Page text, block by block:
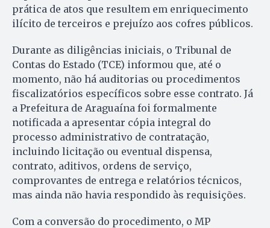
prática de atos que resultem em enriquecimento
ilícito de terceiros e prejuízo aos cofres públicos.
Durante as diligências iniciais, o Tribunal de
Contas do Estado (TCE) informou que, até o
momento, não há auditorias ou procedimentos
fiscalizatórios específicos sobre esse contrato. Já
a Prefeitura de Araguaína foi formalmente
notificada a apresentar cópia integral do
processo administrativo de contratação,
incluindo licitação ou eventual dispensa,
contrato, aditivos, ordens de serviço,
comprovantes de entrega e relatórios técnicos,
mas ainda não havia respondido às requisições.
Com a conversão do procedimento, o MP